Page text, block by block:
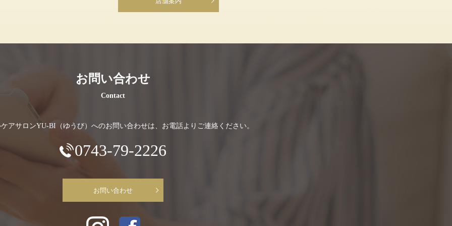
お問い合わせ
Contact
アサロンYU-BI（ゆうび）へのお問い合わせは、お電話よりご連絡ください。
0743-79-2226
お問い合わせ